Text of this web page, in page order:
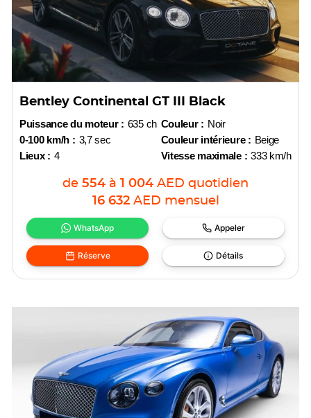
Bentley Continental GT III Black
Puissance du moteur : 635 ch
0-100 km/h : 3,7 sec
Lieux : 4
Couleur : Noir
Couleur intérieure : Beige
Vitesse maximale : 333 km/h
de 554 à 1 004 AED quotidien
16 632 AED mensuel
WhatsApp Appeler
Réserve Détails